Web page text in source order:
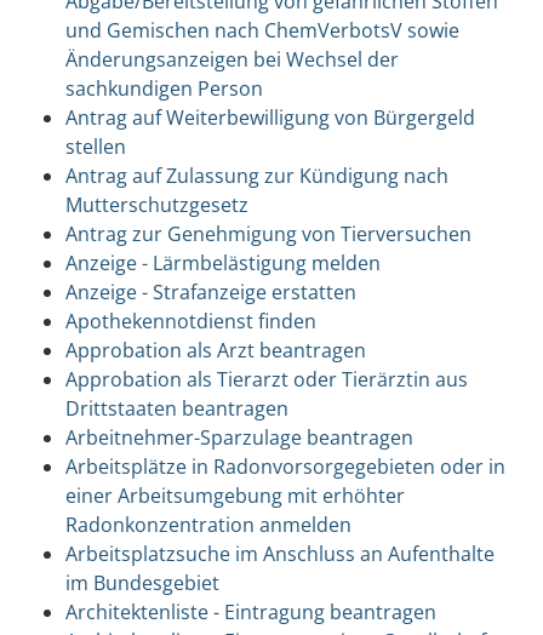
und Gemischen nach ChemVerbotsV sowie
Änderungsanzeigen bei Wechsel der
sachkundigen Person
Antrag auf Weiterbewilligung von Bürgergeld
stellen
Antrag auf Zulassung zur Kündigung nach
Mutterschutzgesetz
Antrag zur Genehmigung von Tierversuchen
Anzeige - Lärmbelästigung melden
Anzeige - Strafanzeige erstatten
Apothekennotdienst finden
Approbation als Arzt beantragen
Approbation als Tierarzt oder Tierärztin aus
Drittstaaten beantragen
Arbeitnehmer-Sparzulage beantragen
Arbeitsplätze in Radonvorsorgegebieten oder in
einer Arbeitsumgebung mit erhöhter
Radonkonzentration anmelden
Arbeitsplatzsuche im Anschluss an Aufenthalte
im Bundesgebiet
Architektenliste - Eintragung beantragen